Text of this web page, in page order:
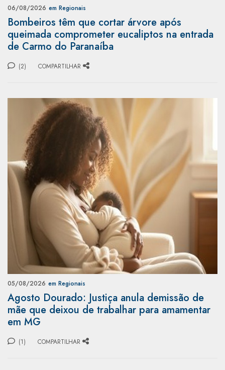
06/08/2026 em Regionais
Bombeiros têm que cortar árvore após
queimada comprometer eucaliptos na entrada
de Carmo do Paranaíba
(2) COMPARTILHAR
05/08/2026 em Regionais
Agosto Dourado: Justiça anula demissão de
mãe que deixou de trabalhar para amamentar
em MG
(1) COMPARTILHAR